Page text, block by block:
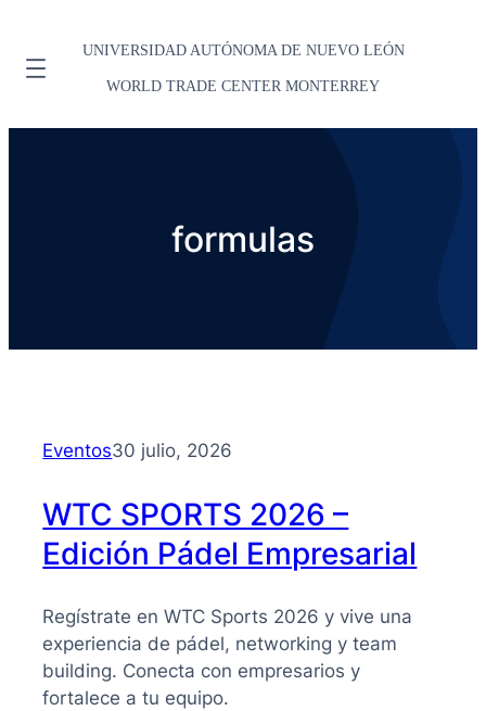
UNIVERSIDAD AUTÓNOMA DE NUEVO LEÓN
WORLD TRADE CENTER MONTERREY
formulas
Eventos30 julio, 2026
WTC SPORTS 2026 –
Edición Pádel Empresarial
Regístrate en WTC Sports 2026 y vive una
experiencia de pádel, networking y team
building. Conecta con empresarios y
fortalece a tu equipo.